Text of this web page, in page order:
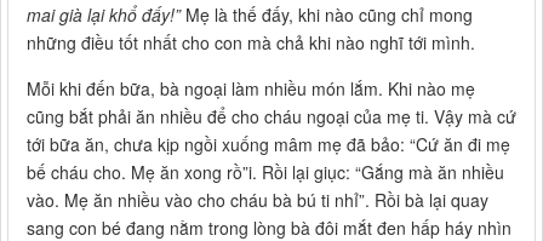
mai già lại khổ đấy!”Mẹ là thế đấy, khi nào cũng chỉ mong
những điều tốt nhất cho con mà chả khi nào nghĩ tới mình.
Mỗi khi đến bữa, bà ngoại làm nhiều món lắm. Khi nào mẹ
cũng bắt phải ăn nhiều để cho cháu ngoại của mẹ ti. Vậy mà cứ
tới bữa ăn, chưa kịp ngồi xuống mâm mẹ đã bảo: “Cứ ăn đi mẹ
bế cháu cho. Mẹ ăn xong rồ”i. Rồi lại giục: “Gắng mà ăn nhiều
vào. Mẹ ăn nhiều vào cho cháu bà bú ti nhỉ”. Rồi bà lại quay
sang con bé đang nằm trong lòng bà đôi mắt đen hấp háy nhìn